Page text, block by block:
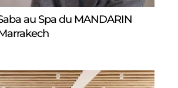
au Spa du MANDARIN